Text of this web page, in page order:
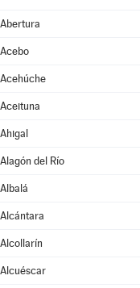
Abertura
Acebo
Acehúche
Aceituna
Ahigal
Alagón del Río
Albalá
Alcántara
Alcollarín
Alcuéscar